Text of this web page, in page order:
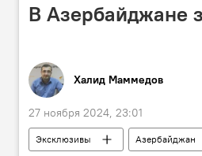
В Азербайджане
Халид Маммедов
27 ноября 2024, 23:01
Эксклюзивы Азербайджан